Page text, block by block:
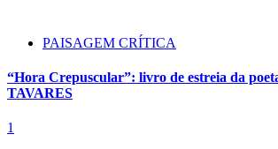
PAISAGEM CRÍTICA
“Hora Crepuscular”: livro de estreia da
TAVARES
1